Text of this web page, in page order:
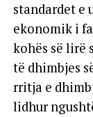
standardet e
ekonomik i
kohës së lirë
të dhimbjes
rritja e
lidhur